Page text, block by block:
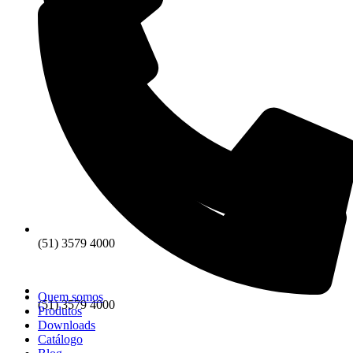
(51) 3579 4000
(51) 3579 4000
Quem somos
Produtos
Downloads
Catálogo